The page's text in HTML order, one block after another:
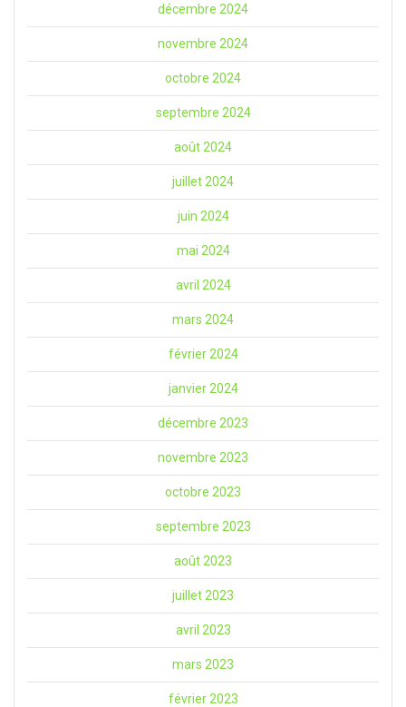
décembre 2024
novembre 2024
octobre 2024
septembre 2024
août 2024
juillet 2024
juin 2024
mai 2024
avril 2024
mars 2024
février 2024
janvier 2024
décembre 2023
novembre 2023
octobre 2023
septembre 2023
août 2023
juillet 2023
avril 2023
mars 2023
février 2023